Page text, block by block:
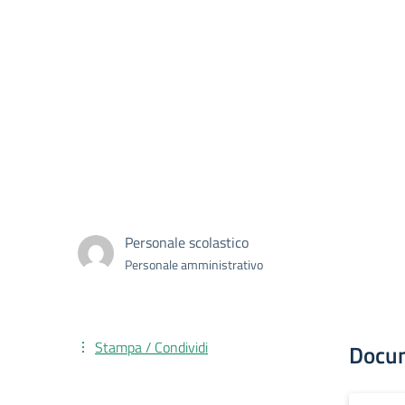
Personale scolastico
Personale amministrativo
Stampa / Condividi